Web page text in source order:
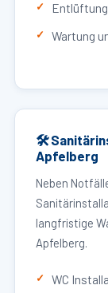
Wartung
🛠
Apfelberg
Neben
langfristige
Apfelberg.
WC